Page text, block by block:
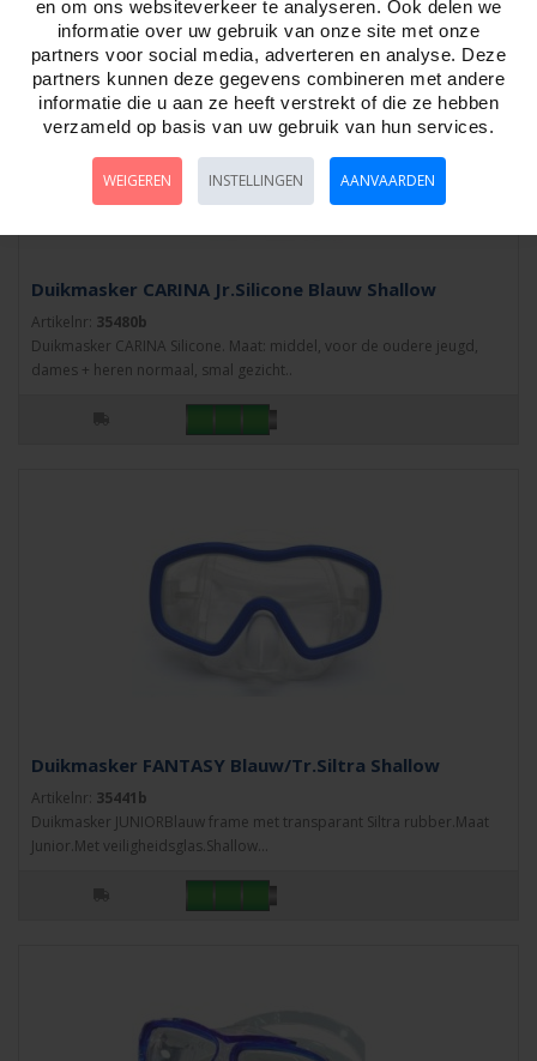
Duikmasker CARINA Jr.Silicone Blauw Shallow
Artikelnr: 35480b
Duikmasker CARINA Silicone. Maat: middel, voor de oudere jeugd,
dames + heren normaal, smal gezicht..
Duikmasker FANTASY Blauw/Tr.Siltra Shallow
Artikelnr: 35441b
Duikmasker JUNIORBlauw frame met transparant Siltra rubber.Maat
Junior.Met veiligheidsglas.Shallow...
en om ons websiteverkeer te analyseren. Ook delen we
informatie over uw gebruik van onze site met onze
partners voor social media, adverteren en analyse. Deze
partners kunnen deze gegevens combineren met andere
informatie die u aan ze heeft verstrekt of die ze hebben
verzameld op basis van uw gebruik van hun services.
WEIGEREN INSTELLINGEN AANVAARDEN